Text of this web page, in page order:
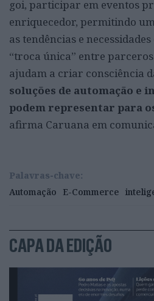
goi, participar em eventos
enriquecedor, permitindo
as tendências e
“troca única” entre
ajudam a criar consciência
soluções de automação e
podem representar para
afirma Caruana em
Palavras-chave:
Automação
E-Commerce
CAPA DA EDIÇÃO